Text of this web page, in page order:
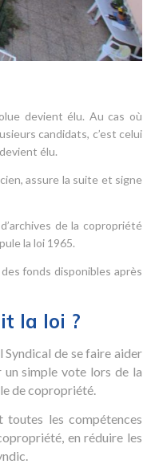
devient élu. Au cas où
candidats, c’est celui
élu.
assure la suite et signe
de la copropriété
la loi 1965.
fonds disponibles après
la loi ?
de se faire aider
simple vote lors de la
de copropriété.
toutes les compétences
en réduire les